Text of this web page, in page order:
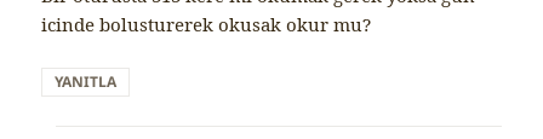
icinde bolusturerek okusak okur mu?
YANITLA